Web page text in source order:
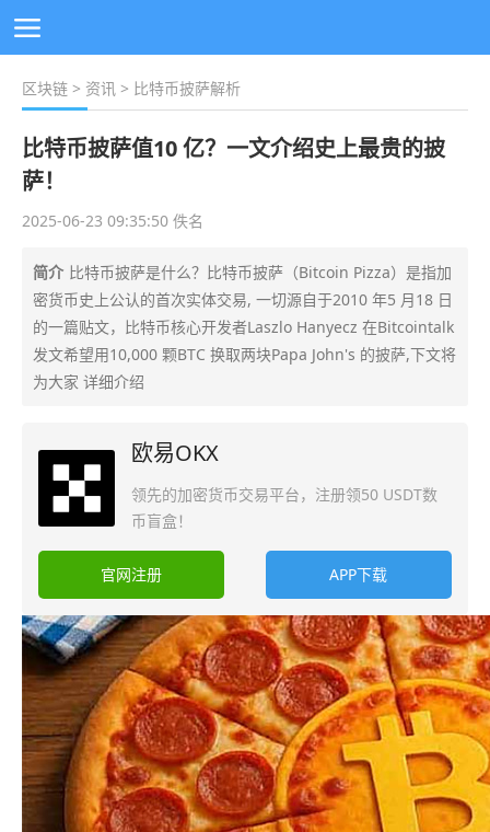
区块链 > 资讯 > 比特币披萨解析
比特币披萨值10 亿？一文介绍史上最贵的披
萨！
2025-06-23 09:35:50 佚名
简介 比特币披萨是什么？比特币披萨（Bitcoin Pizza）是指加
密货币史上公认的首次实体交易, 一切源自于2010 年5 月18 日
的一篇贴文，比特币核心开发者Laszlo Hanyecz 在Bitcointalk
发文希望用10,000 颗BTC 换取两块Papa John's 的披萨,下文将
为大家 详细介绍
欧易OKX
领先的加密货币交易平台，注册领50 USDT数
币盲盒！
官网注册 APP下载